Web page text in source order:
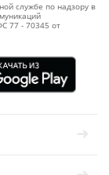
службе по надзору в
77 - 70345 от